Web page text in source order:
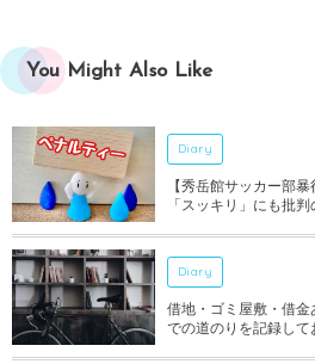
You Might Also Like
Diary
【秀岳館サッカー部
「スッキリ」にも批
Diary
借地・ゴミ屋敷・借金
での道のりを記録して